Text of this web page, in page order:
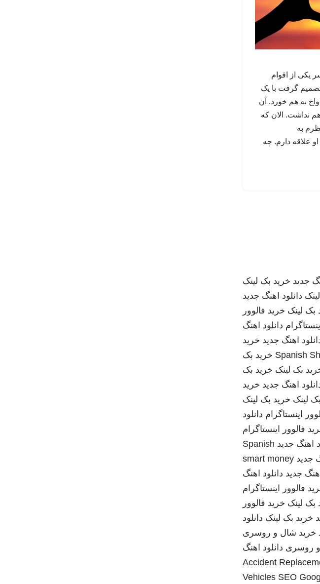
یکی از اقوام‌
تصمیم گرفت با یک
به هم خورد. آن
نداشت. الان که
به
علاقه دارم. چه
جدید خرید بک لینک
دانلود اهنگ جدید
بک لینک خرید فالوور
دانلود اهنگ
اهنگ جدید خرید
Spanish خرید بک
بک لینک خرید بک
اهنگ جدید خرید
لینک خرید بک لینک
اینستاگرام دانلود
فالوور اینستاگرام
اهنگ جدید Spanish
جدید smart money
جدید دانلود اهنگ
فالوور اینستاگرام
بک لینک خرید فالوور
خرید بک لینک دانلود
خرید شال و روسری
روسری دانلود اهنگ
Accident
Vehicles SEO